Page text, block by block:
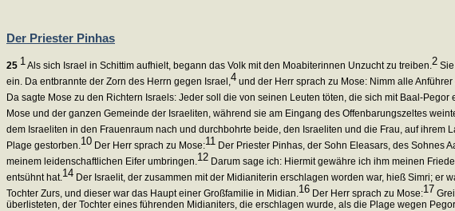
Der Priester Pinhas
25 1 Als sich Israel in Schittim aufhielt, begann das Volk mit den Moabiterinnen Unzucht zu treiben. 2
ein. Da entbrannte der Zorn des Herrn gegen Israel, 4 und der Herr sprach zu Mose: Nimm alle
Da sagte Mose zu den Richtern Israels: Jeder soll die von seinen Leuten töten, die sich mit Baal-Pegor
Mose und der ganzen Gemeinde der Israeliten, während sie am Eingang des Offenbarungszeltes
dem Israeliten in den Frauenraum nach und durchbohrte beide, den Israeliten und die Frau, auf ihrem
Plage gestorben. 10 Der Herr sprach zu Mose:11 Der Priester Pinhas, der Sohn Eleasars, des Sohnes
meinem leidenschaftlichen Eifer umbringen. 12 Darum sage ich: Hiermit gewähre ich ihm meinen
entsühnt hat. 14 Der Israelit, der zusammen mit der Midianiterin erschlagen worden war, hieß Simri; er
Tochter Zurs, und dieser war das Haupt einer Großfamilie in Midian. 16 Der Herr sprach zu Mose:17
überlisteten, der Tochter eines führenden Midianiters, die erschlagen wurde, als die Plage wegen